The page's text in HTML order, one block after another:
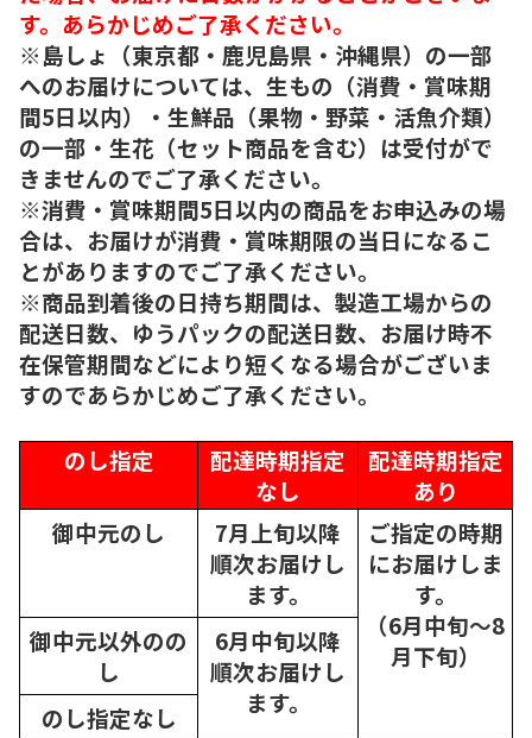
す。あらかじめご了承ください。
※島しょ（東京都・鹿児島県・沖縄県）の一部
へのお届けについては、生もの（消費・賞味期
間5日以内）・生鮮品（果物・野菜・活魚介類）
の一部・生花（セット商品を含む）は受付がで
きませんのでご了承ください。
※消費・賞味期間5日以内の商品をお申込みの場
合は、お届けが消費・賞味期限の当日になるこ
とがありますのでご了承ください。
※商品到着後の日持ち期間は、製造工場からの
配送日数、ゆうパックの配送日数、お届け時不
在保管期間などにより短くなる場合がございま
すのであらかじめご了承ください。
のし指定
配達時期指定
なし
配達時期指定
あり
御中元のし
7月上旬以降
順次お届けし
ます。
ご指定の時期
にお届けしま
す。
（6月中旬～8
月下旬）
御中元以外のの
し
6月中旬以降
順次お届けし
ます。
のし指定なし